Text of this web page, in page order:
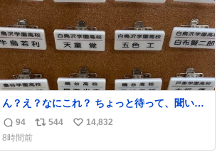
ん？え？なにこれ？ ちょっと待って、聞いて
ない これは販売されているのもですか？
返
信
94
リ
544
い
14,832
8時間前